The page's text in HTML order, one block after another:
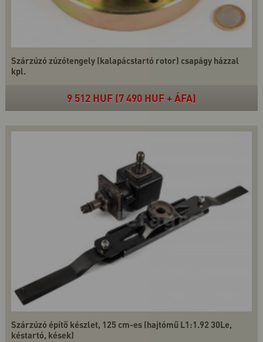
Szárzúzó zúzótengely (kalapácstartó rotor) csapágy házzal
kpl.
9 512 HUF (7 490 HUF + ÁFA)
Szárzúzó építő készlet, 125 cm-es (hajtómű L1:1.92 30Le,
késtartó, kések)